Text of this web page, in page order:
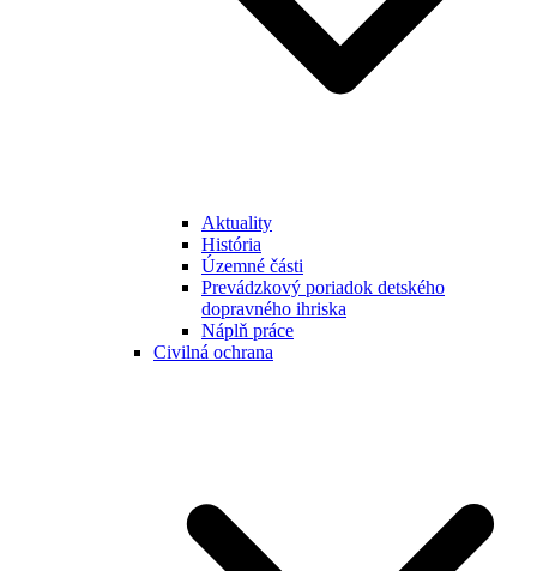
Aktuality
História
Územné části
Prevádzkový poriadok detského
dopravného ihriska
Náplň práce
Civilná ochrana